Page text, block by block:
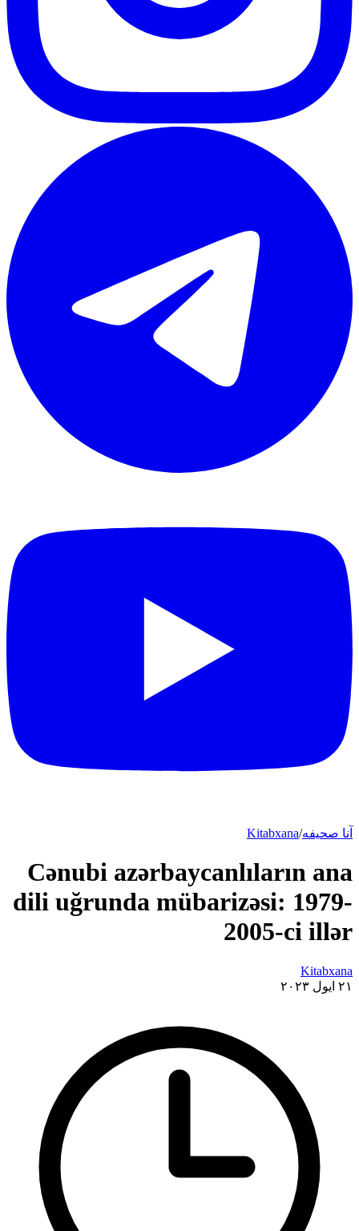
آنا صحیفه/
Kitabxana
Cənubi azərbaycanlıların ana
dili uğrunda mübarizəsi: 1979-
2005-ci illər
Kitabxana
۲۱ ایول ۲۰۲۳